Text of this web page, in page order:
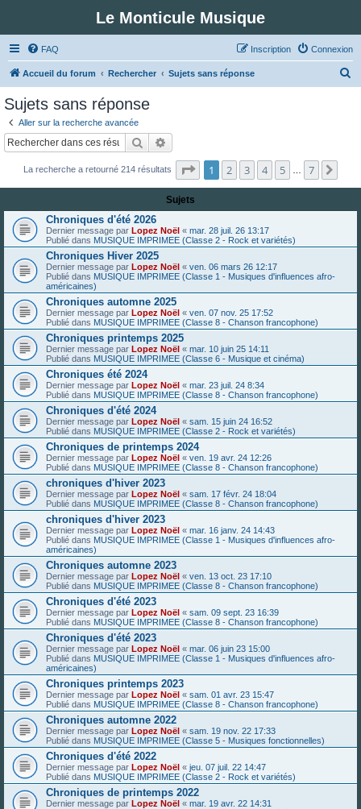
Le Monticule Musique
FAQ Connexion
Inscription
Accueil du forum Rechercher Sujets sans réponse
c
r
Sujets sans réponse
Aller sur la recherche avancée
Rechercher
La recherche a retourné 214 résultats Page sur7
1 2 3 4 5 7
Sujets
Chroniques d'été 2026
Dernier message par Lopez Noël « mar. 28 juil. 26 13:17
Publié dans MUSIQUE IMPRIMEE (Classe 2 - Rock et variétés)
Chroniques Hiver 2025
Dernier message par Lopez Noël « ven. 06 mars 26 12:17
Publié dans MUSIQUE IMPRIMEE (Classe 1 - Musiques d'influences afro-
américaines)
Chroniques automne 2025
Dernier message par Lopez Noël « ven. 07 nov. 25 17:52
Publié dans MUSIQUE IMPRIMEE (Classe 8 - Chanson francophone)
Chroniques printemps 2025
Dernier message par Lopez Noël « mar. 10 juin 25 14:11
Publié dans MUSIQUE IMPRIMEE (Classe 6 - Musique et cinéma)
Chroniques été 2024
Dernier message par Lopez Noël « mar. 23 juil. 24 8:34
Publié dans MUSIQUE IMPRIMEE (Classe 8 - Chanson francophone)
Chroniques d'été 2024
Dernier message par Lopez Noël « sam. 15 juin 24 16:52
Publié dans MUSIQUE IMPRIMEE (Classe 2 - Rock et variétés)
Chroniques de printemps 2024
Dernier message par Lopez Noël « ven. 19 avr. 24 12:26
Publié dans MUSIQUE IMPRIMEE (Classe 8 - Chanson francophone)
chroniques d'hiver 2023
Dernier message par Lopez Noël « sam. 17 févr. 24 18:04
Publié dans MUSIQUE IMPRIMEE (Classe 8 - Chanson francophone)
chroniques d'hiver 2023
Dernier message par Lopez Noël « mar. 16 janv. 24 14:43
Publié dans MUSIQUE IMPRIMEE (Classe 1 - Musiques d'influences afro-
américaines)
Chroniques automne 2023
Dernier message par Lopez Noël « ven. 13 oct. 23 17:10
Publié dans MUSIQUE IMPRIMEE (Classe 8 - Chanson francophone)
Chroniques d'été 2023
Dernier message par Lopez Noël « sam. 09 sept. 23 16:39
Publié dans MUSIQUE IMPRIMEE (Classe 8 - Chanson francophone)
Chroniques d'été 2023
Dernier message par Lopez Noël « mar. 06 juin 23 15:00
Publié dans MUSIQUE IMPRIMEE (Classe 1 - Musiques d'influences afro-
américaines)
Chroniques printemps 2023
Dernier message par Lopez Noël « sam. 01 avr. 23 15:47
Publié dans MUSIQUE IMPRIMEE (Classe 8 - Chanson francophone)
Chroniques automne 2022
Dernier message par Lopez Noël « sam. 19 nov. 22 17:33
Publié dans MUSIQUE IMPRIMEE (Classe 5 - Musiques fonctionnelles)
Chroniques d'été 2022
Dernier message par Lopez Noël « jeu. 07 juil. 22 14:47
Publié dans MUSIQUE IMPRIMEE (Classe 2 - Rock et variétés)
Chroniques de printemps 2022
Dernier message par Lopez Noël « mar. 19 avr. 22 14:31